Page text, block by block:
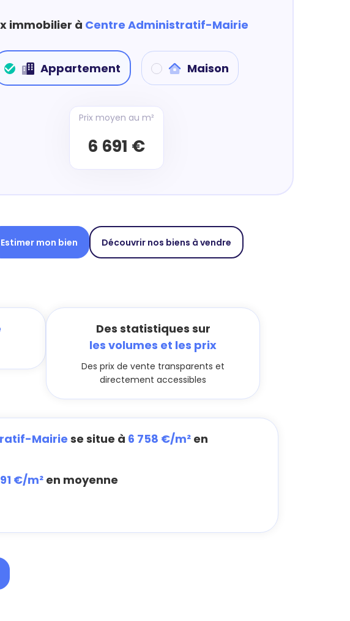
immobilier à Centre Administratif-Mairie
Appartement Maison
Prix moyen au m²
6 691 €
Estimer mon bien Découvrir nos biens à vendre
Des statistiques sur
les volumes et les prix
Des prix de vente transparents et
directement accessibles
Mairie se situe à 6 758 €/m² en
€/m² en moyenne